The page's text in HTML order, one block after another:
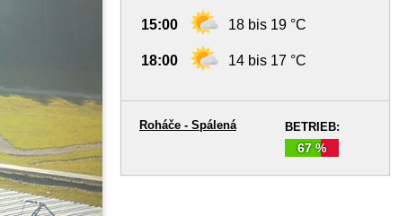
15:00 18 bis 19 °C
18:00 14 bis 17 °C
BETRIEB:
67 %
Roháče - Spálená